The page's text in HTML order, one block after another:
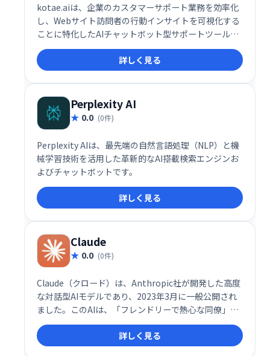
kotae.aiは、企業のカスタマーサポート業務を効率化
し、Webサイト訪問者の行動インサイトを可視化する
ことに特化したAIチャットボット型サポートツールで
す。特に中小企業（SMEs）にとって、問い合わせ対応
の自動化とユーザーのニーズ分析を同時に実現できる
点が高く評価されています。
詳しく見る
Perplexity AI
0.0 (0件)
Perplexity AIは、最先端の自然言語処理（NLP）と機
械学習技術を活用した革新的なAI搭載検索エンジンお
よびチャットボットです。
詳しく見る
Claude
0.0 (0件)
Claude（クロード）は、Anthropic社が開発した高度
な対話型AIモデルであり、2023年3月に一般公開され
ました。このAIは、「フレンドリーで熱心な同僚」の
ように振る舞うことを目指して設計されており、ユー
ザーとの自然な対話を通じて多様なタスクをサポート
します。
詳しく見る